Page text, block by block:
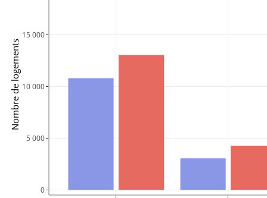
     0
5 000
10 000
15 000
Nombre de logements